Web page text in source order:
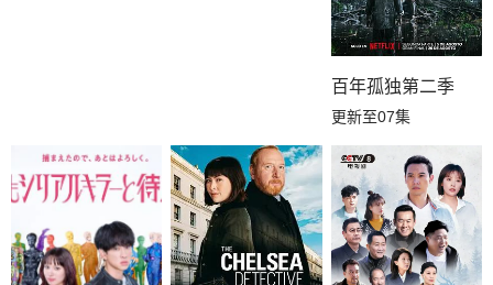
百年孤独第二季
更新至07集